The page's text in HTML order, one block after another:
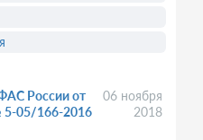
России от
05/166-2016
06 ноября
2018